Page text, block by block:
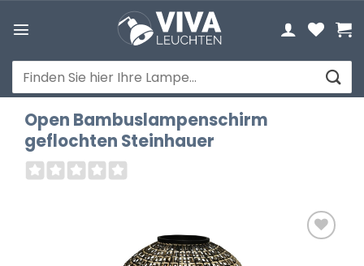
Inhalt
Suchen
nach:
Open Bambuslampenschirm
geflochten Steinhauer